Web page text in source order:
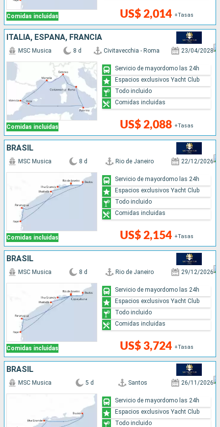
Comidas incluidas US$ 2,014 +Tasas
ITALIA, ESPAÑA, FRANCIA
Comidas incluidas
MSC Musica 8 d Civitavecchia - Roma 23/04/2028
US$ 2,088 +Tasas
Servicio de mayordomo las 24h
Espacios exclusivos Yacht Club
Todo incluido
Comidas incluidas
BRASIL
Comidas incluidas
MSC Musica 8 d Rio de Janeiro 22/12/2026
US$ 2,154 +Tasas
Servicio de mayordomo las 24h
Espacios exclusivos Yacht Club
Todo incluido
Comidas incluidas
BRASIL
Comidas incluidas
MSC Musica 8 d Rio de Janeiro 29/12/2026
US$ 3,724 +Tasas
Servicio de mayordomo las 24h
Espacios exclusivos Yacht Club
Todo incluido
Comidas incluidas
BRASIL
MSC Musica 5 d Santos 26/11/2026
Servicio de mayordomo las 24h
Espacios exclusivos Yacht Club
Todo incluido